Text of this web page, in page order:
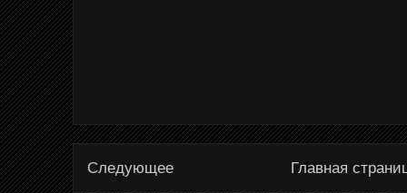
Следующее Главная